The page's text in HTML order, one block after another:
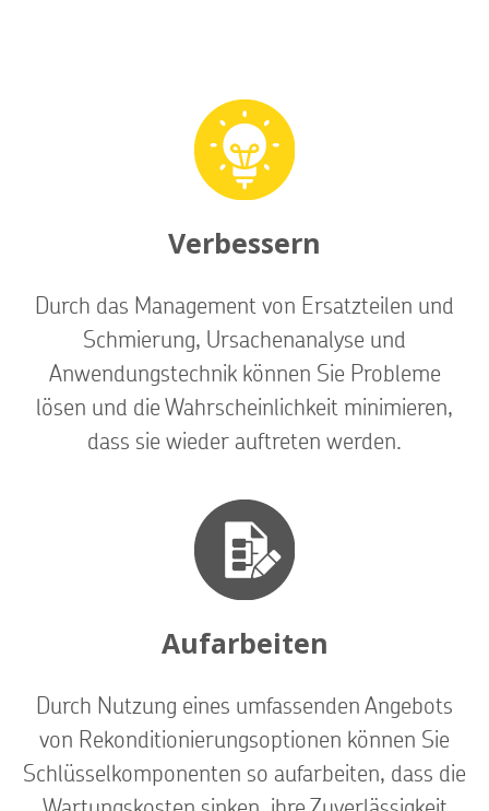
Verbessern
Durch das Management von Ersatzteilen und
Schmierung, Ursachenanalyse und
Anwendungstechnik können Sie Probleme
lösen und die Wahrscheinlichkeit minimieren,
dass sie wieder auftreten werden.
Aufarbeiten
Durch Nutzung eines umfassenden Angebots
von Rekonditionierungsoptionen können Sie
Schlüsselkomponenten so aufarbeiten, dass die